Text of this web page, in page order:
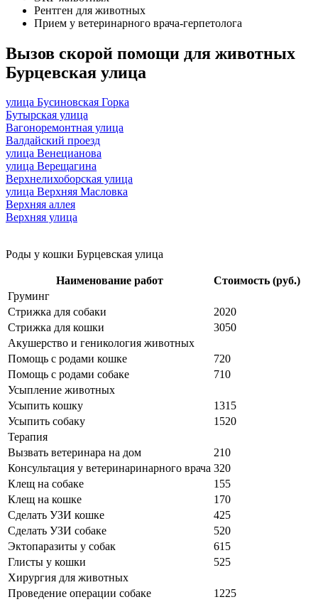
Рентген для животных
Прием у ветеринарного врача-герпетолога
Вызов скорой помощи для животных
Бурцевская улица
улица Бусиновская Горка
Бутырская улица
Вагоноремонтная улица
Валдайский проезд
улица Венецианова
улица Верещагина
Верхнелихоборская улица
улица Верхняя Масловка
Верхняя аллея
Верхняя улица
Роды у кошки Бурцевская улица
Наименование работ
Стоимость (руб.)
Груминг
Стрижка для собаки
2020
Стрижка для кошки
3050
Акушерство и геникология животных
Помощь с родами кошке
720
Помощь с родами собаке
710
Усыпление животных
Усыпить кошку
1315
Усыпить собаку
1520
Терапия
Вызвать ветеринара на дом
210
Консультация у ветеринаринарного врача 320
Клещ на собаке
155
Клещ на кошке
170
Сделать УЗИ кошке
425
Сделать УЗИ собаке
520
Эктопаразиты у собак
615
Глисты у кошки
525
Хирургия для животных
Проведение операции собаке
1225